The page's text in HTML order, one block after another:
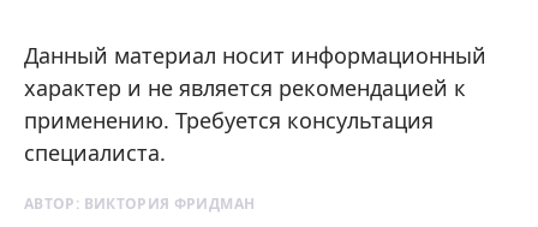
Данный материал носит информационный
характер и не является рекомендацией к
применению. Требуется консультация
специалиста.
АВТОР: ВИКТОРИЯ ФРИДМАН